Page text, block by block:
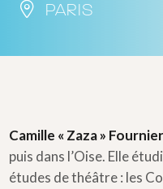
PARIS
Camille « Zaza » Fournier
puis dans l’Oise. Elle
études de théâtre : les